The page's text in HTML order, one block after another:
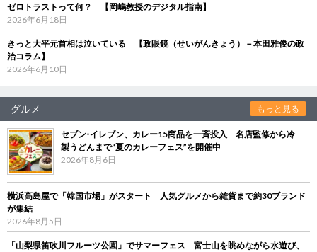
ゼロトラストって何？ 【岡嶋教授のデジタル指南】
2026年6月18日
きっと大平元首相は泣いている 【政眼鏡（せいがんきょう）－本田雅俊の政
治コラム】
2026年6月10日
グルメ もっと見る
セブン‐イレブン、カレー15商品を一斉投入 名店監修から冷
製うどんまで“夏のカレーフェス”を開催中
2026年8月6日
横浜高島屋で「韓国市場」がスタート 人気グルメから雑貨まで約30ブランド
が集結
2026年8月5日
「山梨県笛吹川フルーツ公園」でサマーフェス 富士山を眺めながら水遊び、